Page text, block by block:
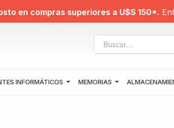
en compras superiores a U$S 150*.
INFORMÁTICOS MEMORIAS